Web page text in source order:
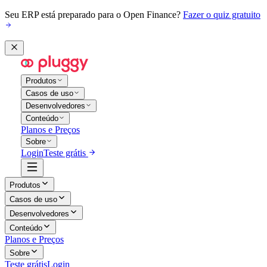
Seu ERP está preparado para o Open Finance? Fazer o quiz gratuito
Produtos
Casos de uso
Desenvolvedores
Conteúdo
Planos e Preços
Sobre
LoginTeste grátis
Produtos
Casos de uso
Desenvolvedores
Conteúdo
Planos e Preços
Sobre
Teste grátisLogin